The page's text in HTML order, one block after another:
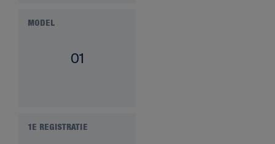
MODEL
01
1E REGISTRATIE